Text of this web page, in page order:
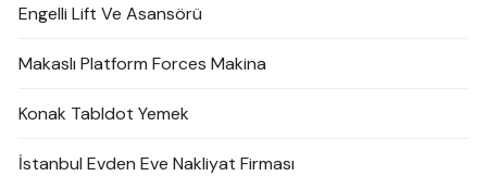
Engelli Lift Ve Asansörü
Makaslı Platform Forces Makina
Konak Tabldot Yemek
İstanbul Evden Eve Nakliyat Firması